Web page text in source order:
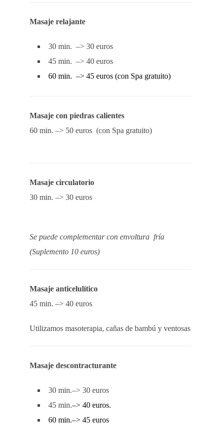
Masaje relajante
30 min. –> 30 euros
45 min. –> 40 euros
60 min. –> 45 euros (con Spa gratuito)
Masaje con piedras calientes
60 min. –> 50 euros (con Spa gratuito)
Masaje circulatorio
30 min. –> 30 euros
Se puede complementar con envoltura fría
(Suplemento 10 euros)
Masaje anticelulítico
45 min. –> 40 euros
Utilizamos masoterapia, cañas de bambú y ventosas
Masaje descontracturante
30 min.–> 30 euros
45 min.–> 40 euros.
60 min.–> 45 euros